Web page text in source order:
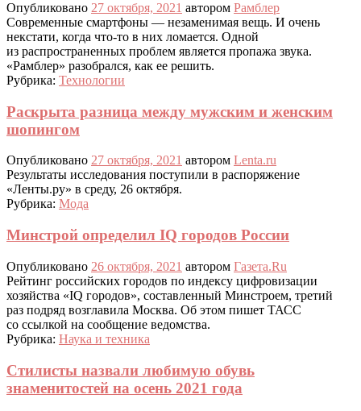
Опубликовано 27 октября, 2021 автором Рамблер
Современные смартфоны — незаменимая вещь. И очень
некстати, когда что-то в них ломается. Одной
из распространенных проблем является пропажа звука.
«Рамблер» разобрался, как ее решить.
Рубрика: Технологии
Раскрыта разница между мужским и женским
шопингом
Опубликовано 27 октября, 2021 автором Lenta.ru
Результаты исследования поступили в распоряжение
«Ленты.ру» в среду, 26 октября.
Рубрика: Мода
Минстрой определил IQ городов России
Опубликовано 26 октября, 2021 автором Газета.Ru
Рейтинг российских городов по индексу цифровизации
хозяйства «IQ городов», составленный Минстроем, третий
раз подряд возглавила Москва. Об этом пишет ТАСС
со ссылкой на сообщение ведомства.
Рубрика: Наука и техника
Стилисты назвали любимую обувь
знаменитостей на осень 2021 года